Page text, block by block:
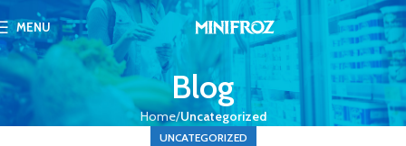
MENU
Blog
Home Uncategorized
UNCATEGORIZED